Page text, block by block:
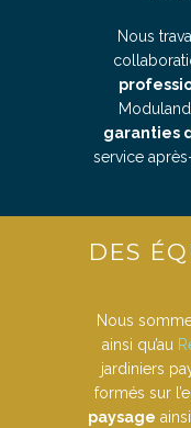
Nous
garanties
service
DES
Nous
ainsi qu’au
jardiniers
formés sur
paysage